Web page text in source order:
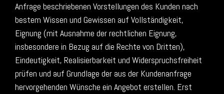
Anfrage beschriebenen Vorstellungen des Kunden nach
bestem Wissen und Gewissen auf Vollständigkeit,
Eignung (mit Ausnahme der rechtlichen Eignung,
insbesondere in Bezug auf die Rechte von Dritten),
Eindeutigkeit, Realisierbarkeit und Widerspruchsfreiheit
prüfen und auf Grundlage der aus der Kundenanfrage
hervorgehenden Wünsche ein Angebot erstellen. Erst